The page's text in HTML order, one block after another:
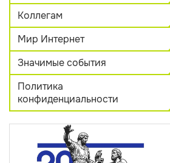
Коллегам
Мир Интернет
Значимые события
Политика
конфиденциальности